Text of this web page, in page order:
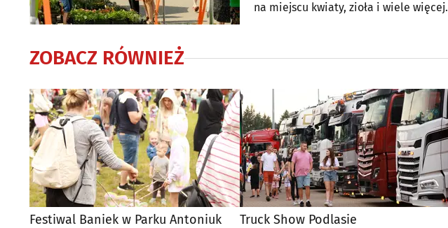
na miejscu kwiaty, zioła i wiele więcej.
ZOBACZ RÓWNIEŻ
Festiwal Baniek w Parku Antoniuk Truck Show Podlasie